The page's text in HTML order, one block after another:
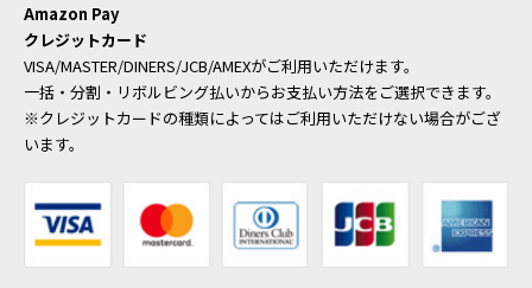
Amazon Pay
クレジットカード
VISA/MASTER/DINERS/JCB/AMEXがご利用いただけます。
一括・分割・リボルビング払いからお支払い方法をご選択できます。
※クレジットカードの種類によってはご利用いただけない場合がござ
います。